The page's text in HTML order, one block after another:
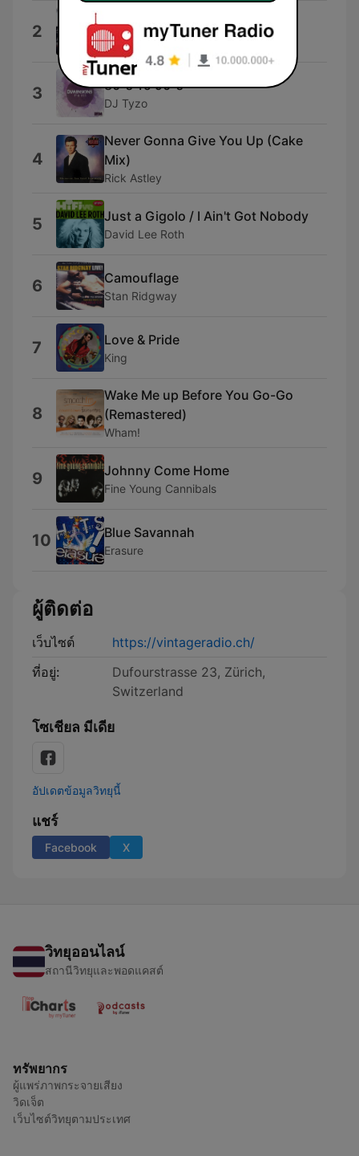
2 Uptown Girl
Billy Joel
3 80-s To 90-s
DJ Tyzo
4
Never Gonna Give You Up (Cake
Mix)
Rick Astley
5 Just a Gigolo / I Ain't Got Nobody
David Lee Roth
6 Camouflage
Stan Ridgway
7 Love & Pride
King
8
Wake Me up Before You Go-Go
(Remastered)
Wham!
9 Johnny Come Home
Fine Young Cannibals
10 Blue Savannah
Erasure
ผู้ติดต่อ
เว็บไซต์
https://vintageradio.ch/
ที่อยู่:
Dufourstrasse 23, Zürich,
Switzerland
โซเชียล มีเดีย
อัปเดตข้อมูลวิทยุนี้
แชร์
Facebook X
วิทยุออนไลน์
สถานีวิทยุและพอดแคสต์
ทรัพยากร
ผู้แพร่ภาพกระจายเสียง
วิดเจ็ต
เว็บไซต์วิทยุตามประเทศ